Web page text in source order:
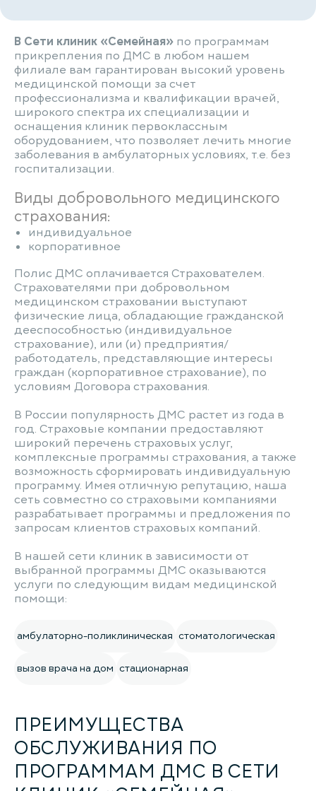
В Сети клиник «Семейная» по программам
прикрепления по ДМС в любом нашем
филиале вам гарантирован высокий уровень
медицинской помощи за счет
профессионализма и квалификации врачей,
широкого спектра их специализации и
оснащения клиник первоклассным
оборудованием, что позволяет лечить многие
заболевания в амбулаторных условиях, т.е. без
госпитализации.
Виды добровольного медицинского
страхования:
индивидуальное
корпоративное
Полис ДМС оплачивается Страхователем.
Страхователями при добровольном
медицинском страховании выступают
физические лица, обладающие гражданской
дееспособностью (индивидуальное
страхование), или (и) предприятия/
работодатель, представляющие интересы
граждан (корпоративное страхование), по
условиям Договора страхования.
В России популярность ДМС растет из года в
год. Страховые компании предоставляют
широкий перечень страховых услуг,
комплексные программы страхования, а также
возможность сформировать индивидуальную
программу. Имея отличную репутацию, наша
сеть совместно со страховыми компаниями
разрабатывает программы и предложения по
запросам клиентов страховых компаний.
В нашей сети клиник в зависимости от
выбранной программы ДМС оказываются
услуги по следующим видам медицинской
помощи:
амбулаторно-поликлиническая стоматологическая
вызов врача на дом стационарная
ПРЕИМУЩЕСТВА
ОБСЛУЖИВАНИЯ ПО
ПРОГРАММАМ ДМС В СЕТИ